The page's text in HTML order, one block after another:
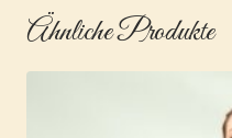
Ähnliche Produkte